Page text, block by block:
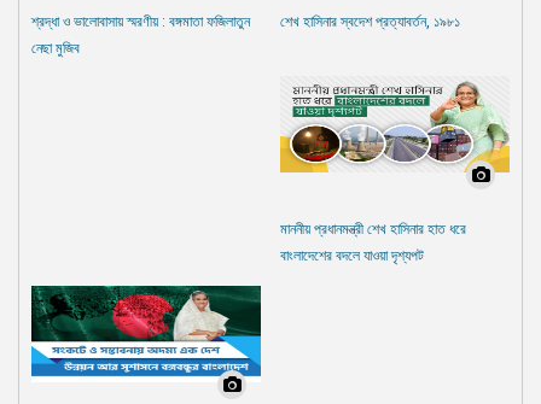
শ্রদ্ধা ও ভালোবাসায় স্মরণীয় : বঙ্গমাতা ফজিলাতুন
নেছা মুজিব
শেখ হাসিনার স্বদেশ প্রত্যাবর্তন, ১৯৮১
মাননীয় প্রধানমন্ত্রী শেখ হাসিনার হাত ধরে
বাংলাদেশের বদলে যাওয়া দৃশ্যপট